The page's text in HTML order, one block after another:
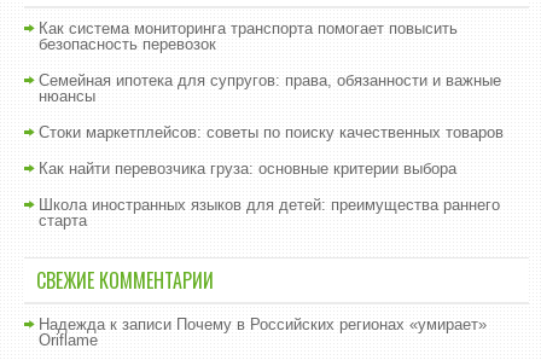
Как система мониторинга транспорта помогает повысить
безопасность перевозок
Семейная ипотека для супругов: права, обязанности и важные
нюансы
Стоки маркетплейсов: советы по поиску качественных товаров
Как найти перевозчика груза: основные критерии выбора
Школа иностранных языков для детей: преимущества раннего
старта
СВЕЖИЕ КОММЕНТАРИИ
Надеждак записи Почему в Российских регионах «умирает»
Oriflame